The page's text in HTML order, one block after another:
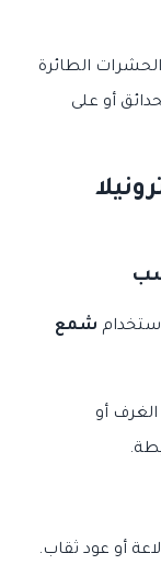
الطائرة
أو على
شمع
أو
أو عود ثقاب.